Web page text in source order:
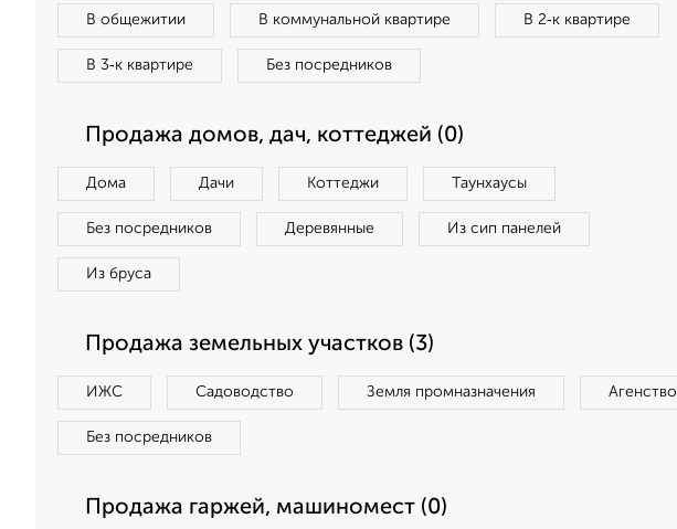
В общежитии В коммунальной квартире В 2‑к квартире
В 3‑к квартире Без посредников
Продажа домов, дач, коттеджей (0)
Дома Дачи Коттеджи Таунхаусы
Без посредников Деревянные Из сип панелей
Из бруса
Продажа земельных участков (3)
ИЖС Садоводство Земля промназначения Агенство
Без посредников
Продажа гаржей, машиномест (0)